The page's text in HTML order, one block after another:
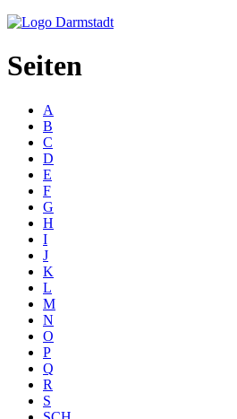
Seiten
A
B
C
D
E
F
G
H
I
J
K
L
M
N
O
P
Q
R
S